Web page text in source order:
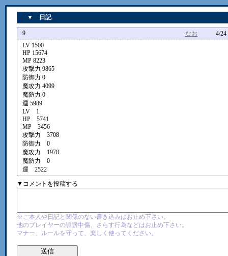
▼ 日記
9 なお 4/24
LV 1500
HP 15674
MP 8223
攻撃力 9865
防御力 0
魔攻力 4099
魔防力 0
運 5989
LV 1
HP 5741
MP 3456
攻撃力 3708
防御力 0
魔攻力 1978
魔防力 0
運 2522
▼コメントを投稿する
※ご本人や日記と関係のない書き込みはお止め下さい。
他のプレイヤーの誹謗中傷、さらす行為などはお止め下さい。
マナー、ルールを守って、楽しく使ってください。